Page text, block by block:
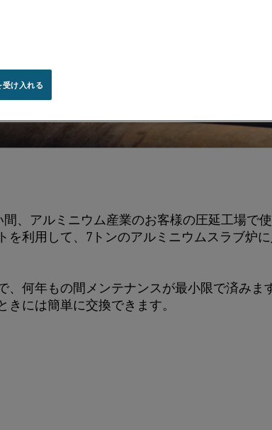
、アルミニウム産業のお客様の圧延工場で
を利用して、7トンのアルミニウムスラブ炉
、何年もの間メンテナンスが最小限で済みま
には簡単に交換できます。
け入れる